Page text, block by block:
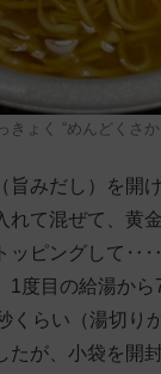
きょく “めんどくさか
旨みだし）を開
れて混ぜて、黄
ッピングして
1度目の給湯から
くらい（湯切り
たが、小袋を開